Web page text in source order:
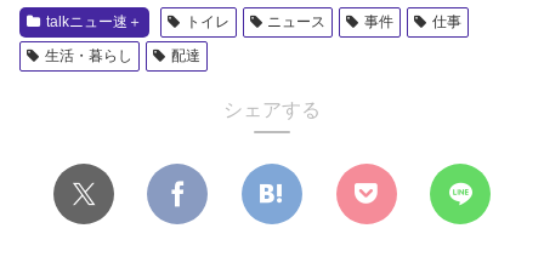
talkニュー速＋ トイレ ニュース 事件
仕事
生活・暮らし
配達
シェアする